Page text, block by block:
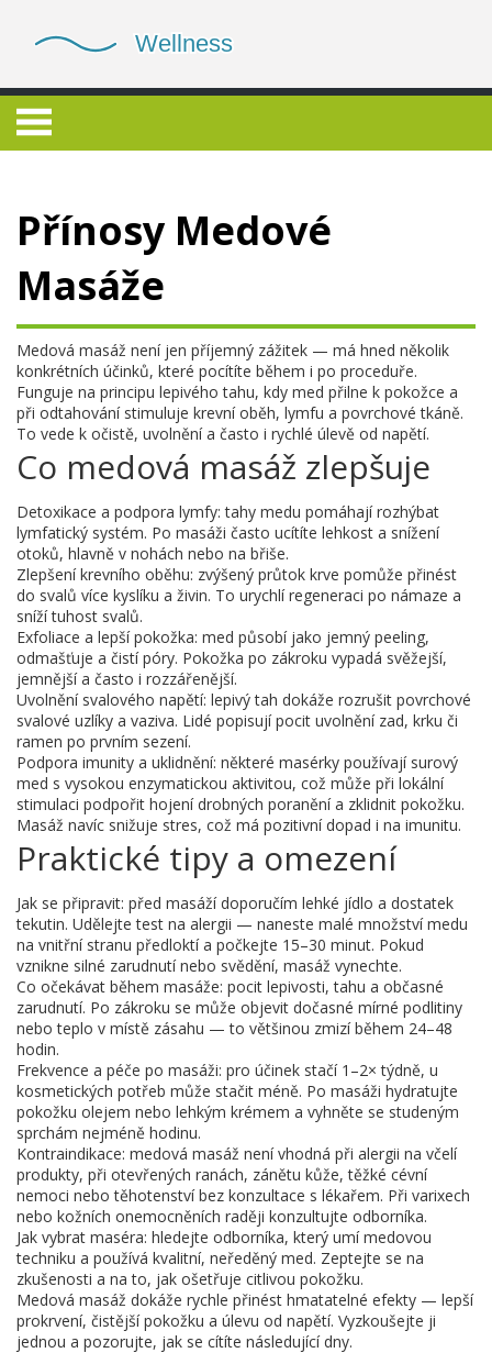
Přínosy Medové
Masáže
Medová masáž není jen příjemný zážitek — má hned několik
konkrétních účinků, které pocítíte během i po proceduře.
Funguje na principu lepivého tahu, kdy med přilne k pokožce a
při odtahování stimuluje krevní oběh, lymfu a povrchové tkáně.
To vede k očistě, uvolnění a často i rychlé úlevě od napětí.
Co medová masáž zlepšuje
Detoxikace a podpora lymfy: tahy medu pomáhají rozhýbat
lymfatický systém. Po masáži často ucítíte lehkost a snížení
otoků, hlavně v nohách nebo na břiše.
Zlepšení krevního oběhu: zvýšený průtok krve pomůže přinést
do svalů více kyslíku a živin. To urychlí regeneraci po námaze a
sníží tuhost svalů.
Exfoliace a lepší pokožka: med působí jako jemný peeling,
odmašťuje a čistí póry. Pokožka po zákroku vypadá svěžejší,
jemnější a často i rozzářenější.
Uvolnění svalového napětí: lepivý tah dokáže rozrušit povrchové
svalové uzlíky a vaziva. Lidé popisují pocit uvolnění zad, krku či
ramen po prvním sezení.
Podpora imunity a uklidnění: některé masérky používají surový
med s vysokou enzymatickou aktivitou, což může při lokální
stimulaci podpořit hojení drobných poranění a zklidnit pokožku.
Masáž navíc snižuje stres, což má pozitivní dopad i na imunitu.
Praktické tipy a omezení
Jak se připravit: před masáží doporučím lehké jídlo a dostatek
tekutin. Udělejte test na alergii — naneste malé množství medu
na vnitřní stranu předloktí a počkejte 15–30 minut. Pokud
vznikne silné zarudnutí nebo svědění, masáž vynechte.
Co očekávat během masáže: pocit lepivosti, tahu a občasné
zarudnutí. Po zákroku se může objevit dočasné mírné podlitiny
nebo teplo v místě zásahu — to většinou zmizí během 24–48
hodin.
Frekvence a péče po masáži: pro účinek stačí 1–2× týdně, u
kosmetických potřeb může stačit méně. Po masáži hydratujte
pokožku olejem nebo lehkým krémem a vyhněte se studeným
sprchám nejméně hodinu.
Kontraindikace: medová masáž není vhodná při alergii na včelí
produkty, při otevřených ranách, zánětu kůže, těžké cévní
nemoci nebo těhotenství bez konzultace s lékařem. Při varixech
nebo kožních onemocněních raději konzultujte odborníka.
Jak vybrat maséra: hledejte odborníka, který umí medovou
techniku a používá kvalitní, neředěný med. Zeptejte se na
zkušenosti a na to, jak ošetřuje citlivou pokožku.
Medová masáž dokáže rychle přinést hmatatelné efekty — lepší
prokrvení, čistější pokožku a úlevu od napětí. Vyzkoušejte ji
jednou a pozorujte, jak se cítíte následující dny.